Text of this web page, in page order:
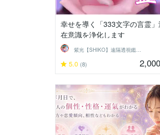
幸せを導く「333文字の言霊
在意識を浄化します
紫光【SHIKO】遠隔透視鑑定士
5.0 (8) 2,000